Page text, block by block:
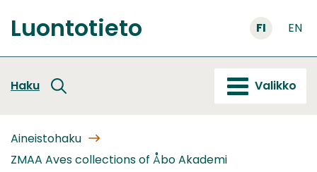
sisältöön
Etusivu
Luontotieto FI EN
Haku Valikko
Aineistohaku
ZMAA Aves collections of Åbo Akademi